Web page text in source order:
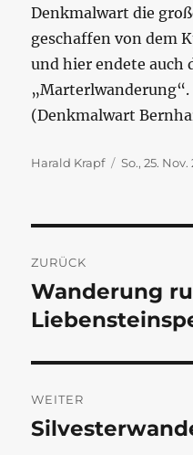
Denkmalwart die
geschaffen von dem
und hier endete auch
„Marterlwanderung“.
(Denkmalwart
Autor
Harald Krapf So., 25. Nov.
ZURÜCK
Vorheriger
Beitrag:
Wanderung
WEITER
Nächster